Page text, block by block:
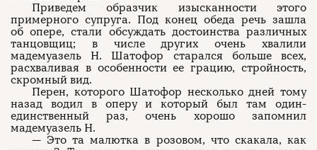
Приведем образчик изысканности этого
примерного супруга. Под конец обеда речь зашла
об опере, стали обсуждать достоинства различных
танцовщиц; в числе других очень хвалили
мадемуазель Н. Шатофор старался больше всех,
расхваливая в особенности ее грацию, стройность,
скромный вид.
Перен, которого Шатофор несколько дней тому
назад водил в оперу и который был там один-
единственный раз, очень хорошо запомнил
мадемуазель Н.
— Это та малютка в розовом, что скакала, как